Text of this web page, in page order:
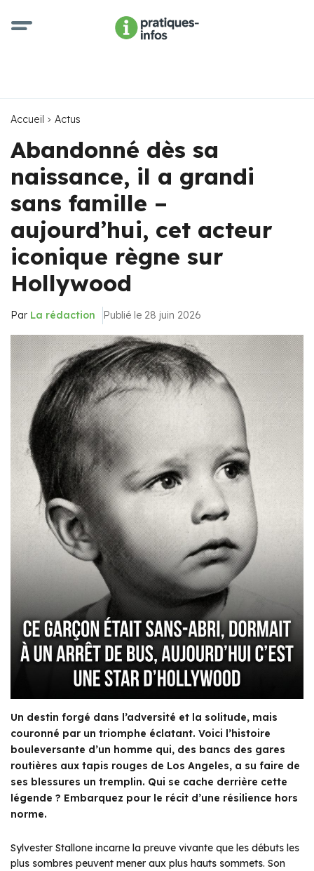
Accueil Actus
Abandonné dès sa
naissance, il a grandi
sans famille –
aujourd’hui, cet acteur
iconique règne sur
Hollywood
Par La rédaction Publié le 28 juin 2026
Un destin forgé dans l’adversité et la solitude, mais
couronné par un triomphe éclatant. Voici l’histoire
bouleversante d’un homme qui, des bancs des gares
routières aux tapis rouges de Los Angeles, a su faire de
ses blessures un tremplin. Qui se cache derrière cette
légende ? Embarquez pour le récit d’une résilience hors
norme.
Sylvester Stallone incarne la preuve vivante que les débuts les
plus sombres peuvent mener aux plus hauts sommets. Son